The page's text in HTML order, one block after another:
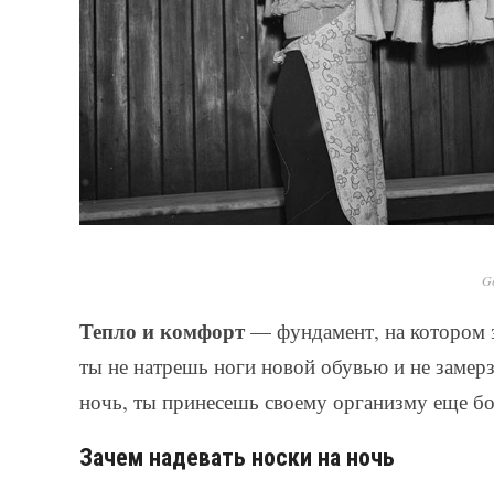
Тепло и комфорт — фундамент, на котором
ты не натрешь ноги новой обувью и не
ночь, ты принесешь своему организму еще
Зачем надевать носки на ночь